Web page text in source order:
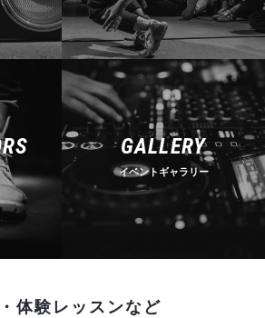
GALLERY
イベントギャラリー
体験レッスンなど